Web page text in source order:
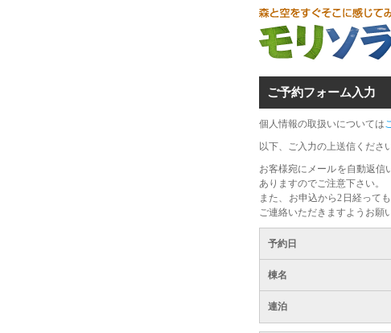
ご予約フォーム入力
個人情報の取扱いについては
以下、ご入力の上送信ください
お客様宛にメールを自動返信
ありますのでご注意下さい。
また、お申込から2日経って
ご連絡いただきますようお願
予約日
棟名
連泊